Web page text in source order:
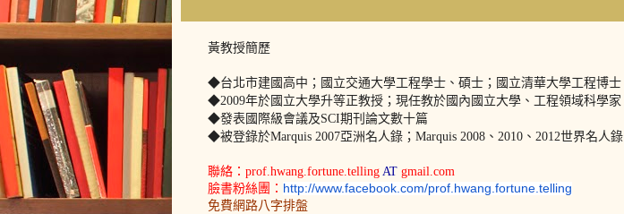
黃教授簡歷
◆台北市建國高中；國立交通大學工程學士、碩士； 國立清華大學工程博士
◆2009年於國立大學升等正教授 ； 現任教於國內國立大學、工程領域科學家
◆發表國際級會議及SCI期刊論文數十篇
◆被登錄於Marquis 2007亞洲名人錄 ； Marquis 2008、2010、2012世界名人錄
聯絡：prof.hwang.fortune.telling AT gmail.com
臉書粉絲團： http://www.facebook.com/prof. hwang.fortune.telling
免費網路八字排盤